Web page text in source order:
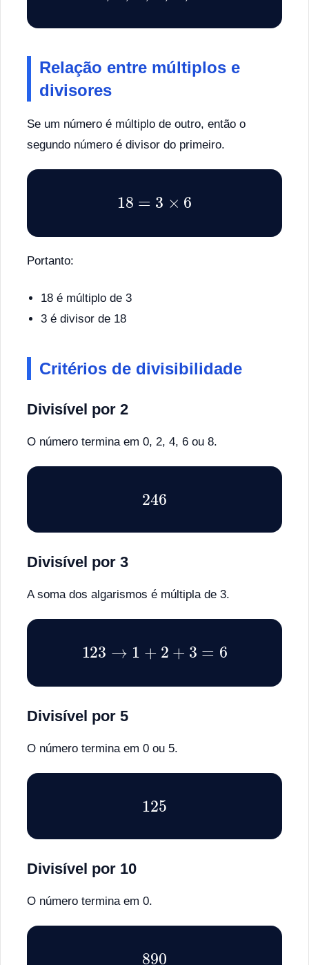
Relação entre múltiplos e
divisores
Se um número é múltiplo de outro, então o
segundo número é divisor do primeiro.
18= 3 ×6
Portanto:
18 é múltiplo de 3
3 é divisor de 18
Critérios de divisibilidade
Divisível por 2
O número termina em 0, 2, 4, 6 ou 8.
246
Divisível por 3
A soma dos algarismos é múltipla de 3.
123 → 1 +2 + 3= 6
Divisível por 5
O número termina em 0 ou 5.
125
Divisível por 10
O número termina em 0.
890